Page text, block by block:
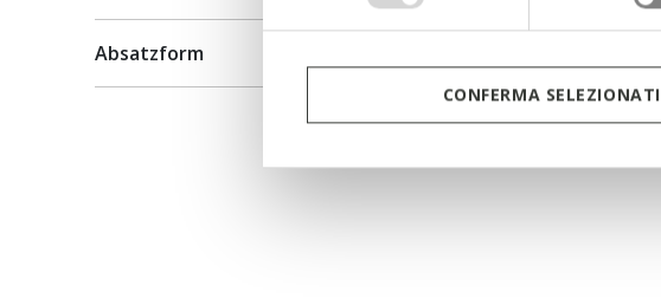
CONFERMA SELEZIONATI
Absatzform